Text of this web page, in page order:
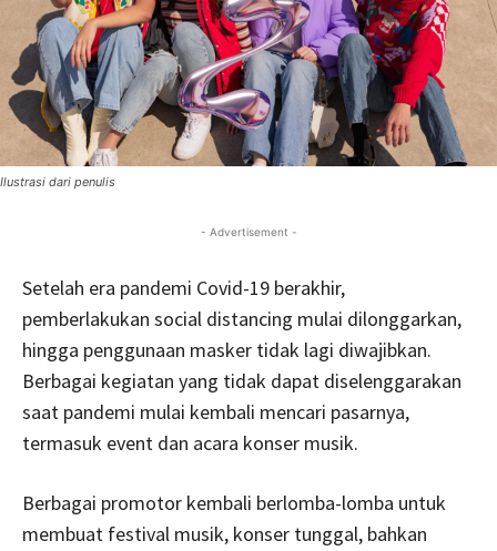
Ilustrasi dari penulis
- Advertisement -
Setelah era pandemi Covid-19 berakhir,
pemberlakukan social distancing mulai dilonggarkan,
hingga penggunaan masker tidak lagi diwajibkan.
Berbagai kegiatan yang tidak dapat diselenggarakan
saat pandemi mulai kembali mencari pasarnya,
termasuk event dan acara konser musik.
Berbagai promotor kembali berlomba-lomba untuk
membuat festival musik, konser tunggal, bahkan